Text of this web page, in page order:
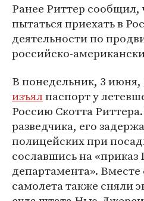
Ранее Риттер сообщил,
пытаться приехать в
деятельности по
российско-
В понедельник, 3 июня,
изъялпаспорт у
Россию Скотта
разведчика, его
полицейских при
сославшись на «приказ
департамента». Вместе
самолета также сняли